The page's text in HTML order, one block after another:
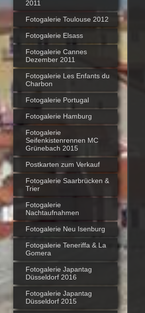
2011
Fotogalerie Toulouse 2012
Fotogalerie Elsass
Fotogalerie Cannes
Dezember 2011
Fotogalerie Les Enfants du
Charbon
Fotogalerie Portugal
Fotogalerie Hamburg
Fotogalerie
Seifenkistenrennen MC
Grünebach 2015
Postkarten zum Verkauf
Fotogalerie Saarbrücken &
Trier
Fotogalerie
Nachtaufnahmen
Fotogalerie Neu Isenburg
Fotogalerie Teneriffa & La
Gomera
Fotogalerie Japantag
Düsseldorf 2016
Fotogalerie Japantag
Düsseldorf 2015